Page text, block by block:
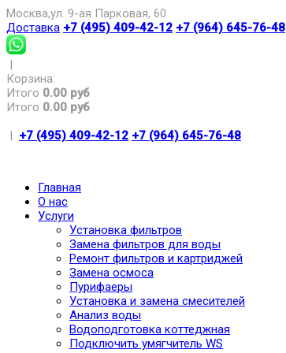
Москва,ул. 9-ая Парковая, 60
Доставка +7 (495) 409-42-12 +7 (964) 645-76-48
|
Корзина:
Итого 0.00 руб
Итого 0.00 руб
| +7 (495) 409-42-12 +7 (964) 645-76-48
Главная
О нас
Услуги
Установка фильтров
Замена фильтров для воды
Ремонт фильтров и картриджей
Замена осмоса
Пурифаеры
Установка и замена смесителей
Анализ воды
Водоподготовка коттеджная
Подключить умягчитель WS